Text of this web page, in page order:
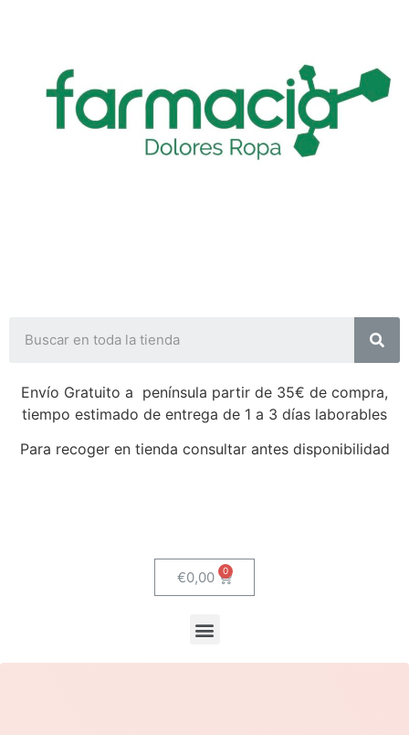
Envío Gratuito a península partir de 35€ de compra,
tiempo estimado de entrega de 1 a 3 días laborables
Para recoger en tienda consultar antes disponibilidad
€0,00